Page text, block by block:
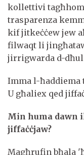
kollettivi
trasparenza
kif jitkeċċew jew
filwaqt li
jirrigwarda d-
Imma l-ħaddiema
U għaliex qed
Min huma dawn
jiffaċċjaw?
Magħrufin bħala